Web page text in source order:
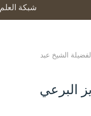
شبكة العلم
نداء عاجل لطلبة العلم 1 ربيع أول 1446 لفضيلة الشيخ عبد